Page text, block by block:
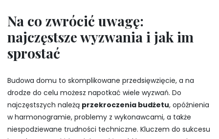
Na co zwrócić uwagę:
najczęstsze wyzwania i jak im
sprostać
Budowa domu to skomplikowane przedsięwzięcie, a na
drodze do celu możesz napotkać wiele wyzwań. Do
najczęstszych należą przekroczenia budżetu, opóźnienia
w harmonogramie, problemy z wykonawcami, a także
niespodziewane trudności techniczne. Kluczem do sukcesu